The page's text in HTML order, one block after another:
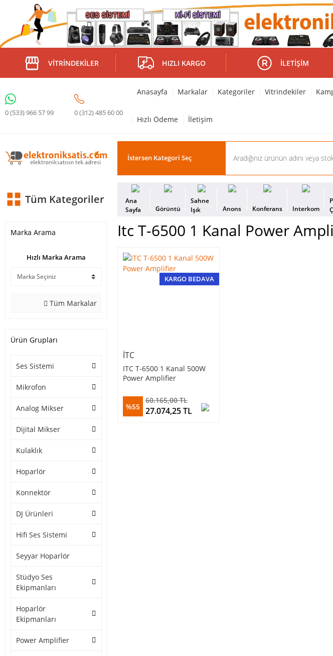
VITRINDEKILER HIZLI KARGO İLETIŞIM
0 (533) 966 57 99 0 (312) 485 60 00
Anasayfa Markalar Kategoriler Vitrindekiler
Hızlı Ödeme İletişim
Tüm Kategoriler
Ana
Sayfa
Görüntü
Sahne
Işık
Anons Konferans Interkom
Marka Arama
Hızlı Marka Arama
Tüm Markalar
Ürün Grupları
Ses Sistemi
Mikrofon
Analog Mikser
Dijital Mikser
Kulaklık
Hoparlör
Konnektör
DJ Ürünleri
Hifi Ses Sistemi
Seyyar Hoparlör
Stüdyo Ses
Ekipmanları
Hoparlör
Ekipmanları
Power Amplifier
Itc T-6500 1 Kanal Power
KARGO BEDAVA
ITC
ITC T-6500 1 Kanal 500W
Power Amplifier
%55
60.165,00 TL
27.074,25 TL